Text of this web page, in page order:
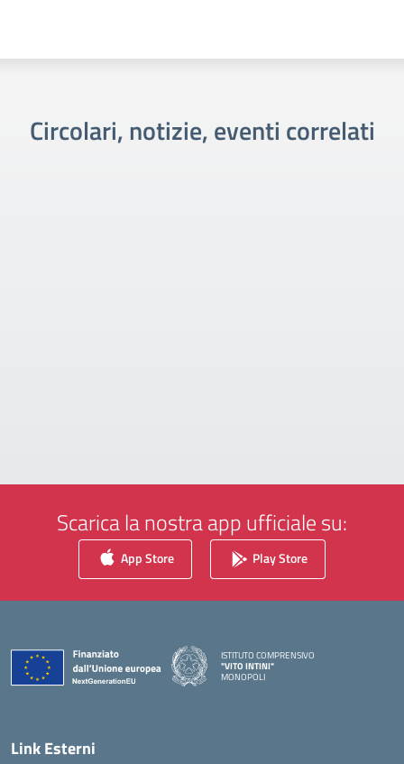
Circolari, notizie, eventi correlati
Scarica la nostra app ufficiale su:
App Store Play Store
ISTITUTO COMPRENSIVO
"VITO INTINI"
MONOPOLI
Link Esterni